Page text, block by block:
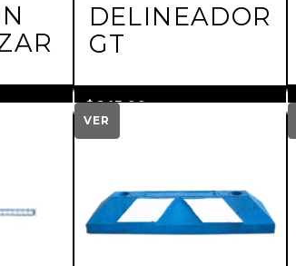
DELINEADOR
GT
$645.00
VER